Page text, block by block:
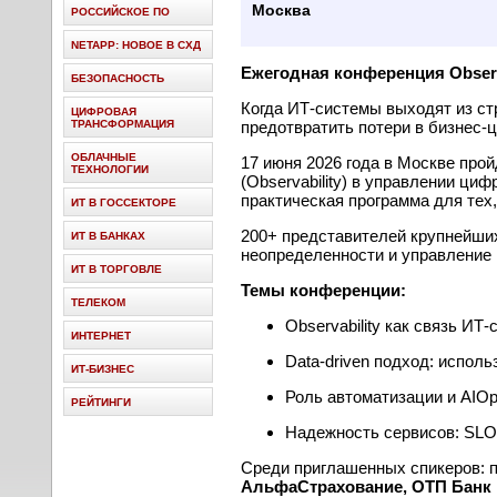
Москва
Ежегодная конференция
Когда ИТ-системы выходят из
предотвратить потери в бизнес-
17 июня 2026 года в Москве
(Observability) в управлении
практическая программа для
200+ представителей
неопределенности и
Темы конференции:
Observability как связь
Data-driven подход:
Роль автоматизации и
Надежность сервисов:
Среди приглашенных спикеров:
АльфаСтрахование, ОТП Банк
РОССИЙСКОЕ ПО
NETAPP: НОВОЕ В СХД
БЕЗОПАСНОСТЬ
ЦИФРОВАЯ
ТРАНСФОРМАЦИЯ
ОБЛАЧНЫЕ
ТЕХНОЛОГИИ
ИТ В ГОССЕКТОРЕ
ИТ В БАНКАХ
ИТ В ТОРГОВЛЕ
ТЕЛЕКОМ
ИНТЕРНЕТ
ИТ-БИЗНЕС
РЕЙТИНГИ